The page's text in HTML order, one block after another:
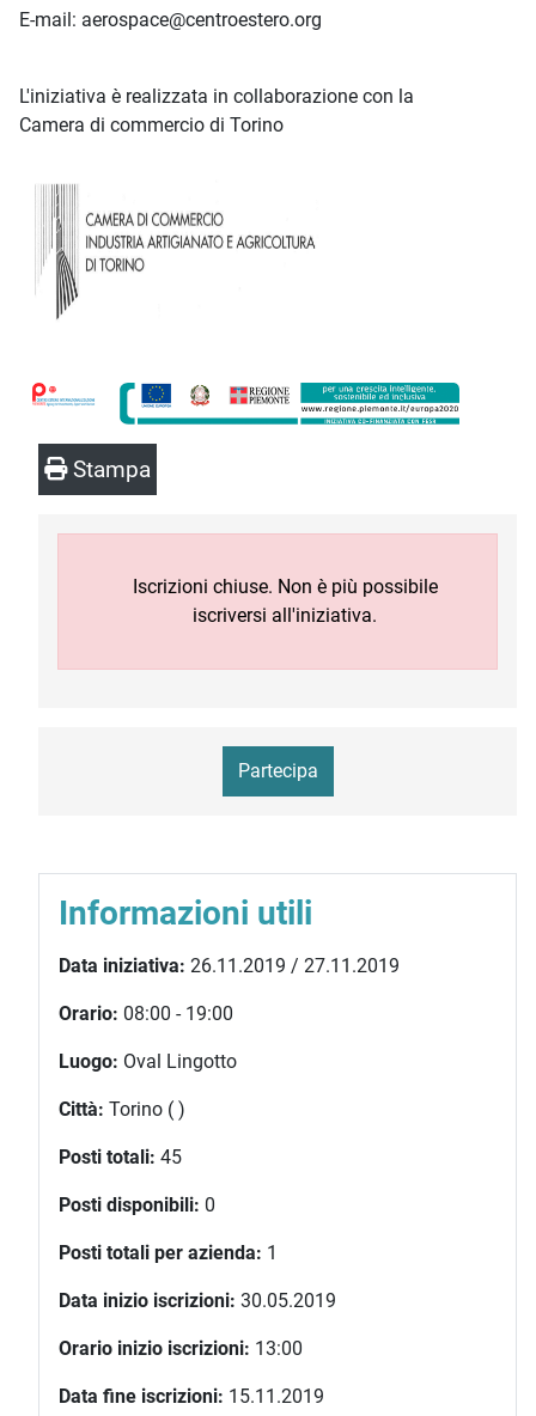
E-mail: aerospace@centroestero.org
L'iniziativa è realizzata in collaborazione con la
Camera di commercio di Torino
Stampa
Iscrizioni chiuse. Non è più possibile
iscriversi all'iniziativa.
Partecipa
Informazioni utili
Data iniziativa: 26.11.2019 / 27.11.2019
Orario: 08:00 - 19:00
Luogo: Oval Lingotto
Città: Torino ( )
Posti totali: 45
Posti disponibili: 0
Posti totali per azienda: 1
Data inizio iscrizioni: 30.05.2019
Orario inizio iscrizioni: 13:00
Data fine iscrizioni: 15.11.2019